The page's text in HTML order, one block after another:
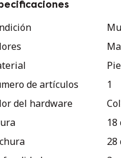
su lujosa herencia.
en piel marrón de
impresiona por su
confección. Los
contraste al cálido
El interior está forrado
suave y cuenta con
tus pertenencias
de artículos
1
del hardware
18
28